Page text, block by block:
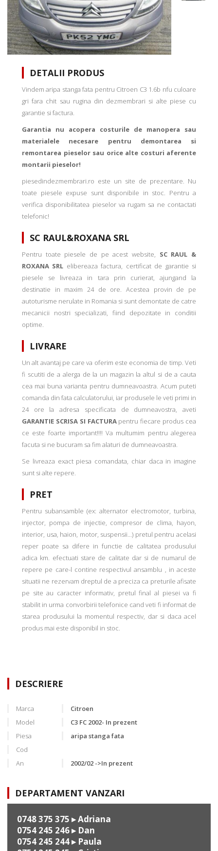
DETALII PRODUS
Vindem aripa stanga fata pentru Citroen C3 1.6b nfu culoare
gri fara chit sau rugina din dezmembrari si alte piese cu
garantie si factura.
Garantia nu acopera costurile de manopera sau
materialele necesare pentru demontarea si
remontarea pieselor sau orice alte costuri aferente
montarii pieselor!
piesedindezmembrari.ro este un site de prezentare. Nu
toate piesele expuse sunt disponibile in stoc. Pentru a
verifica disponibilitatea pieselor va rugam sa ne contactati
telefonic!
SC RAUL&ROXANA SRL
Pentru toate piesele de pe acest website, SC RAUL &
ROXANA SRL elibereaza factura, certificat de garantie si
piesele se livreaza in tara prin curierat, ajungand la
destinatie in maxim 24 de ore. Acestea provin de pe
autoturisme nerulate in Romania si sunt demontate de catre
mecanicii nostri specializati, fiind depozitate in conditii
optime.
LIVRARE
Un alt avantaj pe care va oferim este economia de timp. Veti
fi scutiti de a alerga de la un magazin la altul si de a cauta
cea mai buna varianta pentru dumneavoastra. Acum puteti
comanda din fata calculatorului, iar produsele le veti primi in
24 ore la adresa specificata de dumneavostra, aveti
GARANTIE SCRISA SI FACTURApentru fiecare produs cea
ce este foarte important!!!! Va multumim pentru alegerea
facuta si ne bucuram sa fim alaturi de dumneavoastra.
Se livreaza exact piesa comandata, chiar daca in imagine
sunt si alte repere.
PRET
Pentru subansamble (ex: alternator electromotor, turbina,
injector, pompa de injectie, compresor de clima, hayon,
interior, usa, haion, motor, suspensii...) pretul pentru acelasi
reper poate sa difere in functie de calitatea produsului
adica km. efectuati stare de calitate dar si de numarul de
repere pe care-l contine respectivul ansamblu , in aceste
situatii ne rezervam dreptul de a preciza ca preturile afisate
pe site au caracter informativ, pretul final al piesei va fi
stabilit in urma convorbirii telefonice cand veti fi informat de
starea produsului la momentul respectiv, dar si daca acel
produs mai este disponibil in stoc.
DESCRIERE
Marca
Citroen
Model
C3 FC 2002- In prezent
Piesa
aripa stanga fata
Cod
An
2002/02 ->In prezent
DEPARTAMENT VANZARI
0748 375 375 ▸ Adriana
0754 245 246▸ Dan
0754 245 244▸ Paula